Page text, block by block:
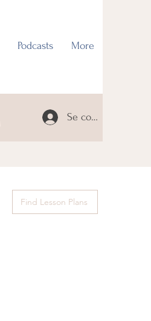
Podcasts More
Se connecter
Find Lesson Plans